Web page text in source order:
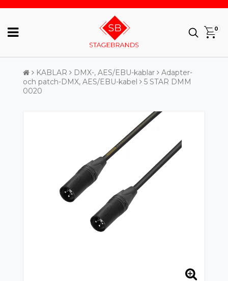
0
KABLAR DMX-, AES/EBU-kablar
Adapter-
och patch-DMX, AES/EBU-kabel
5 STAR DMM
0020